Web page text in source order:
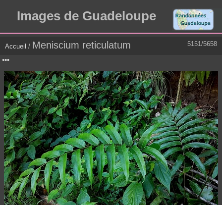
Images de Guadeloupe
5151/5658
Accueil / Meniscium reticulatum